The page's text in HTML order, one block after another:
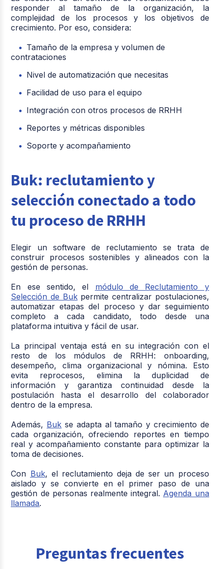
responder al tamaño de la organización, la
complejidad de los procesos y los objetivos de
crecimiento. Por eso, considera:
Tamaño de la empresa y volumen de
contrataciones
Nivel de automatización que necesitas
Facilidad de uso para el equipo
Integración con otros procesos de RRHH
Reportes y métricas disponibles
Soporte y acompañamiento
Buk: reclutamiento y
selección conectado a todo
tu proceso de RRHH
Elegir un software de reclutamiento se trata de
construir procesos sostenibles y alineados con la
gestión de personas.
En ese sentido, el módulo de Reclutamiento y
Selección de Bukpermite centralizar postulaciones,
automatizar etapas del proceso y dar seguimiento
completo a cada candidato, todo desde una
plataforma intuitiva y fácil de usar.
La principal ventaja está en su integración con el
resto de los módulos de RRHH: onboarding,
desempeño, clima organizacional y nómina. Esto
evita reprocesos, elimina la duplicidad de
información y garantiza continuidad desde la
postulación hasta el desarrollo del colaborador
dentro de la empresa.
Además, Buk se adapta al tamaño y crecimiento de
cada organización, ofreciendo reportes en tiempo
real y acompañamiento constante para optimizar la
toma de decisiones.
Con Buk, el reclutamiento deja de ser un proceso
aislado y se convierte en el primer paso de una
gestión de personas realmente integral. Agenda una
llamada.
Preguntas frecuentes